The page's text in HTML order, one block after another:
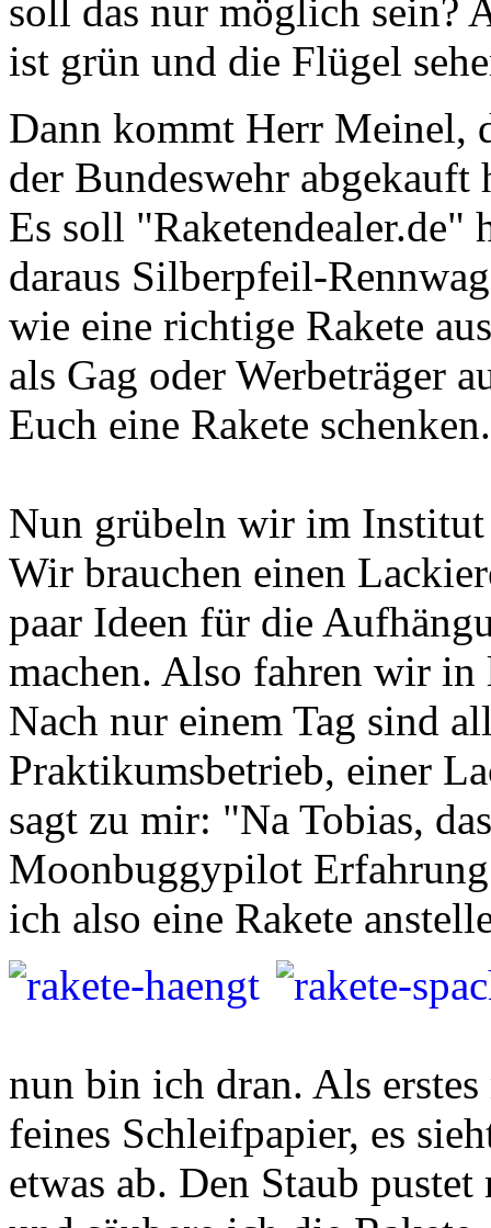
soll das nur möglich sein?
ist grün und die Flügel
Dann kommt Herr Meinel,
der Bundeswehr
Es soll
daraus Silberpfeil-
wie eine richtige Rakete
als Gag oder Werbeträger
Euch eine Rakete
Nun grübeln wir im Institut
Wir brauchen einen
paar Ideen für die
machen. Also fahren wir
Nach nur einem Tag sind
Praktikumsbetrieb, einer
sagt zu mir: "Na Tobias,
Moonbuggypilot
ich also eine Rakete
nun bin ich dran. Als
feines Schleifpapier, es
etwas ab. Den Staub